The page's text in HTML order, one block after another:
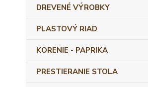
DREVENÉ VÝROBKY
PLASTOVÝ RIAD
KORENIE - PAPRIKA
PRESTIERANIE STOLA